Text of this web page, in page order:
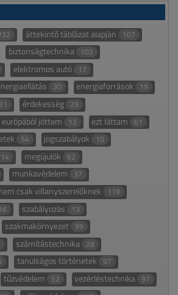
áttekintő táblázat alapján 107
biztonságtechnika 102
elektromos autó 17
30 energiaforrások 19
21 érdekesség 29
európából jöttem 12 ezt láttam 61
54 jogszabályok 10
14 megújulók 62
munkavédelem 37
csak villanyszerelőknek 119
16 szabályozás 13
szakmakörnyezet 99
számítástechnika 28
tanulságos történetek 97
tűzvédelem 52 vezérléstechnika 97